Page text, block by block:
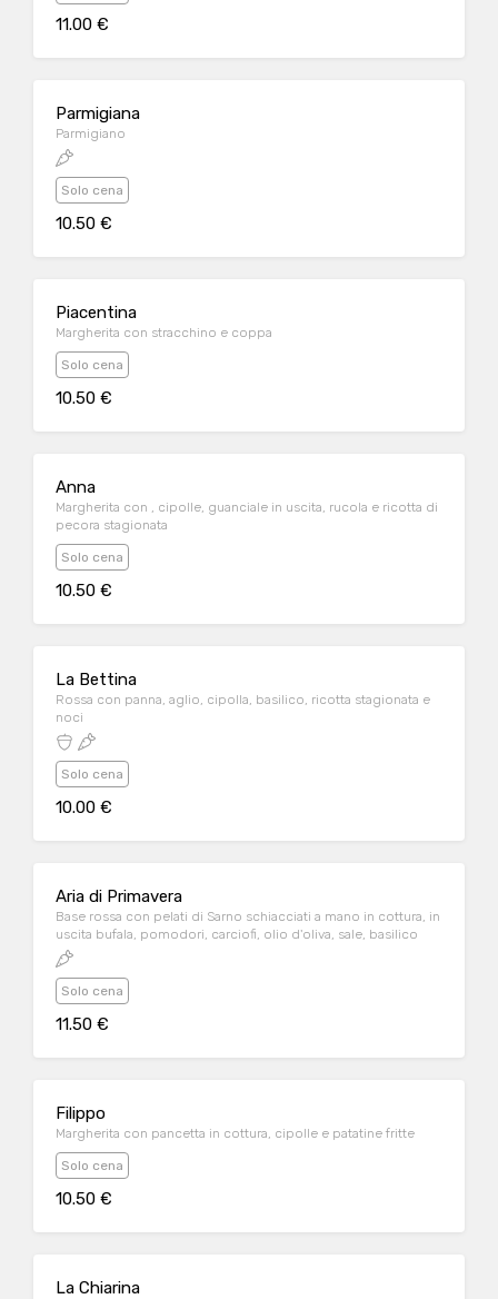
11.00 €
Parmigiana
Parmigiano
Solo cena
10.50 €
Piacentina
Margherita con stracchino e coppa
Solo cena
10.50 €
Anna
Margherita con , cipolle, guanciale in uscita, rucola e ricotta di
pecora stagionata
Solo cena
10.50 €
La Bettina
Rossa con panna, aglio, cipolla, basilico, ricotta stagionata e
noci
Solo cena
10.00 €
Aria di Primavera
Base rossa con pelati di Sarno schiacciati a mano in cottura, in
uscita bufala, pomodori, carciofi, olio d'oliva, sale, basilico
Solo cena
11.50 €
Filippo
Margherita con pancetta in cottura, cipolle e patatine fritte
Solo cena
10.50 €
La Chiarina